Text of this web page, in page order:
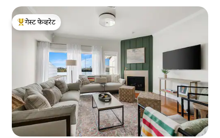
टॉप गेस्ट फेव्हरेट
गेस्ट फेव्हरेट